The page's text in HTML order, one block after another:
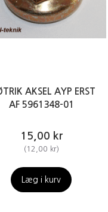
AKSEL AYP ERST
AF 5961348-01
15,00 kr
( 12,00 kr)
Læg i kurv